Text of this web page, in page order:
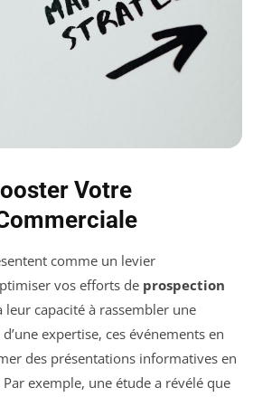
Votre
comme un levier
vos efforts de prospection
leur capacité à rassembler une
expertise, ces événements en
des présentations informatives en
exemple, une étude a révélé que